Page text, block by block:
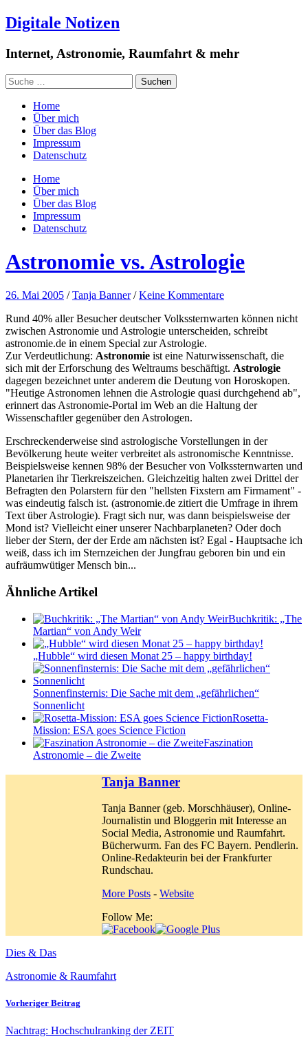
Digitale Notizen
Internet, Astronomie, Raumfahrt & mehr
Home
Über mich
Über das Blog
Impressum
Datenschutz
Home
Über mich
Über das Blog
Impressum
Datenschutz
Astronomie vs. Astrologie
26. Mai 2005 /Tanja Banner /Keine Kommentare
Rund 40% aller Besucher deutscher Volkssternwarten können nicht
zwischen Astronomie und Astrologie unterscheiden, schreibt
astronomie.de in einem Special zur Astrologie.
Zur Verdeutlichung: Astronomie ist eine Naturwissenschaft, die
sich mit der Erforschung des Weltraums beschäftigt. Astrologie
dagegen bezeichnet unter anderem die Deutung von Horoskopen.
"Heutige Astronomen lehnen die Astrologie quasi durchgehend ab",
erinnert das Astronomie-Portal im Web an die Haltung der
Wissenschaftler gegenüber den Astrologen.
Erschreckenderweise sind astrologische Vorstellungen in der
Bevölkerung heute weiter verbreitet als astronomische Kenntnisse.
Beispielsweise kennen 98% der Besucher von Volkssternwarten und
Planetarien ihr Tierkreiszeichen. Gleichzeitig halten zwei Drittel der
Befragten den Polarstern für den "hellsten Fixstern am Firmament" -
was eindeutig falsch ist. (astronomie.de zitiert die Umfrage in ihrem
Text über Astrologie). Fragt sich nur, was dann beispielsweise der
Mond ist? Vielleicht einer unserer Nachbarplaneten? Oder doch
lieber der Stern, der der Erde am nächsten ist? Egal - Hauptsache ich
weiß, dass ich im Sternzeichen der Jungfrau geboren bin und ein
aufräumwütiger Mensch bin...
Ähnliche Artikel
Buchkritik: „The
Martian“ von Andy Weir
„Hubble“ wird diesen Monat 25 – happy birthday!
Sonnenfinsternis: Die Sache mit dem „gefährlichen“
Sonnenlicht
Rosetta-
Mission: ESA goes Science Fiction
Faszination
Astronomie – die Zweite
Tanja Banner
Tanja Banner (geb. Morschhäuser), Online-
Journalistin und Bloggerin mit Interesse an
Social Media, Astronomie und Raumfahrt.
Bücherwurm. Fan des FC Bayern. Pendlerin.
Online-Redakteurin bei der Frankfurter
Rundschau.
More Posts - Website
Follow Me:
Dies & Das
Astronomie & Raumfahrt
Vorheriger Beitrag
Nachtrag: Hochschulranking der ZEIT